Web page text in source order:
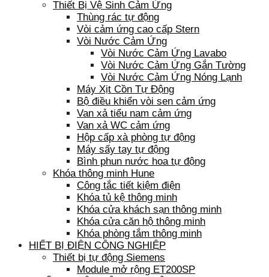
Thiết Bị Vệ Sinh Cảm Ứng
Thùng rác tự động
Vòi cảm ứng cao cấp Stern
Vòi Nước Cảm Ứng
Vòi Nước Cảm Ứng Lavabo
Vòi Nước Cảm Ứng Gắn Tường
Vòi Nước Cảm Ứng Nóng Lạnh
Máy Xịt Cồn Tự Động
Bộ điều khiển vòi sen cảm ứng
Van xả tiểu nam cảm ứng
Van xả WC cảm ứng
Hộp cấp xà phòng tự động
Máy sấy tay tự động
Bình phun nước hoa tự động
Khóa thông minh Hune
Công tắc tiết kiệm điện
Khóa tủ kệ thông minh
Khóa cửa khách sạn thông minh
Khóa cửa căn hộ thông minh
Khóa phòng tắm thông minh
HIẾT BỊ ĐIỆN CÔNG NGHIỆP
Thiết bị tự động Siemens
Module mở rộng ET200SP